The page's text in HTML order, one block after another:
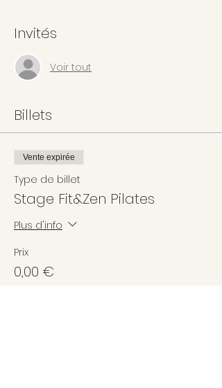
Invités
Voir tout
Billets
Vente expirée
Type de billet
Stage Fit&Zen Pilates
Plus d'info
Prix
0,00 €